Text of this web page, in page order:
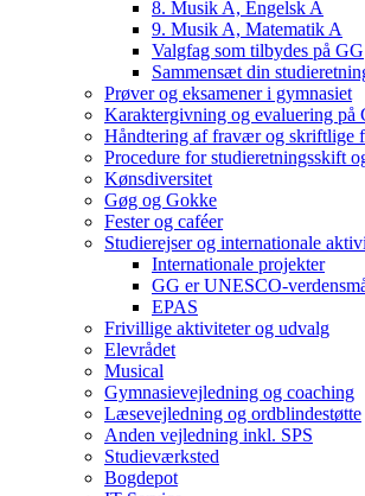
8. Musik A, Engelsk A
9. Musik A, Matematik A
Valgfag som tilbydes på GG
Sammensæt din
Prøver og eksamener i gymnasiet
Karaktergivning og evaluering på
Håndtering af fravær og skriftlige
Procedure for studieretningsskift
Kønsdiversitet
Gøg og Gokke
Fester og caféer
Studierejser og internationale
Internationale projekter
GG er UNESCO-
EPAS
Frivillige aktiviteter og udvalg
Elevrådet
Musical
Gymnasievejledning og coaching
Læsevejledning og ordblindestøtte
Anden vejledning inkl. SPS
Studieværksted
Bogdepot